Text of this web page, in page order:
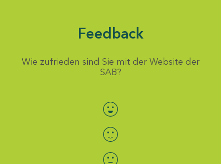
Feedback
Wie zufrieden sind Sie mit der Website der
SAB?
Bewertung auswählen